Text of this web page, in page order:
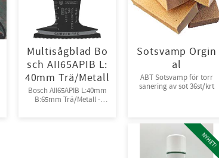
Multisågblad Bo
sch AII65APIB L:
40mm Trä/Metall
Bosch AII65APIB L:40mm
B:65mm Trä/Metall -
Sotsvamp Orgin
al
ABT Sotsvamp för torr
sanering av sot 36st/krt
NYHET!